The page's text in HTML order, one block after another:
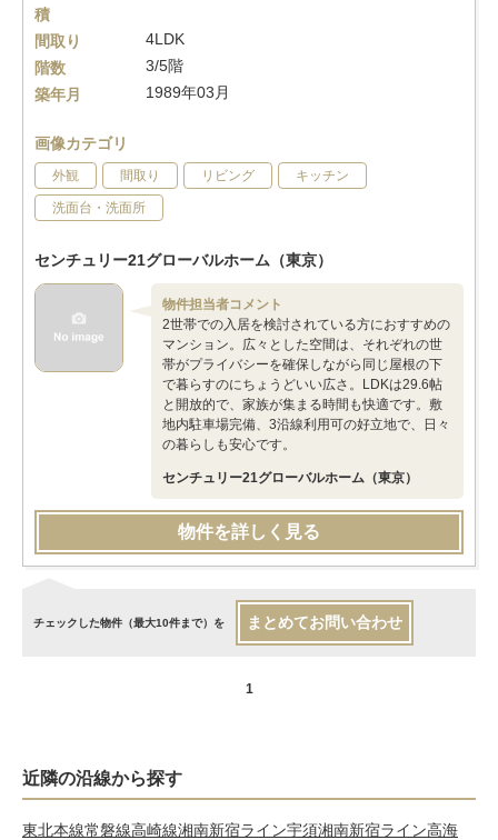
積
間取り
4LDK
階数
3/5階
築年月
1989年03月
画像カテゴリ
外観 間取り リビング キッチン
洗面台・洗面所
センチュリー21グローバルホーム（東京）
物件担当者コメント
2世帯での入居を検討されている方におすすめの
マンション。広々とした空間は、それぞれの世
帯がプライバシーを確保しながら同じ屋根の下
で暮らすのにちょうどいい広さ。LDKは29.6帖
と開放的で、家族が集まる時間も快適です。敷
地内駐車場完備、3沿線利用可の好立地で、日々
の暮らしも安心です。
センチュリー21グローバルホーム（東京）
物件を詳しく見る
チェックした物件（最大10件まで）を まとめてお問い合わせ
1
近隣の沿線から探す
東北本線常磐線高崎線湘南新宿ライン宇須湘南新宿ライン高海